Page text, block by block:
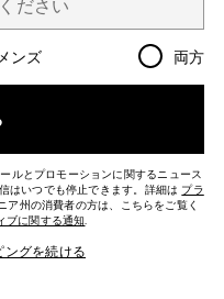
ンズ 両方
ルとプロモーションに関するニュース
はいつでも停止できます。詳細は プラ
ア州の消費者の方は、こちらをご覧く
ブに関する通知.
ングを続ける